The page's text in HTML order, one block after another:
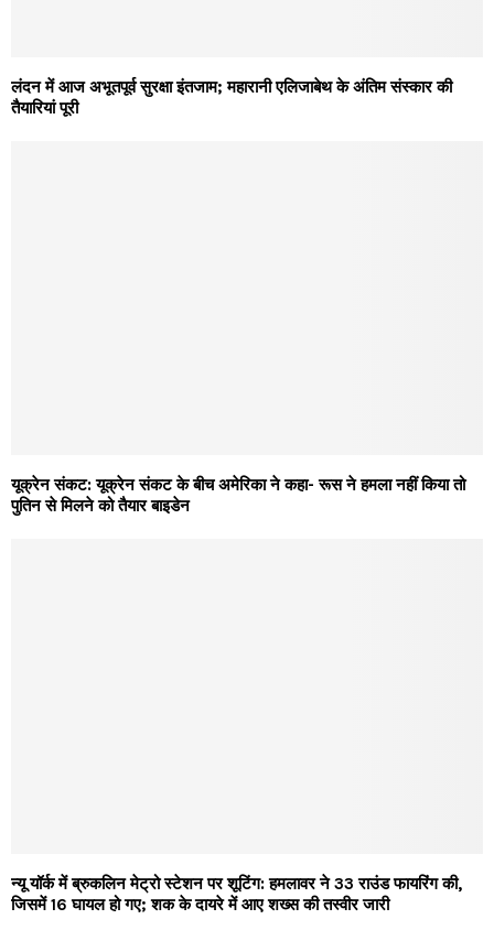
लंदन में आज अभूतपूर्व सुरक्षा इंतजाम; महारानी एलिजाबेथ के अंतिम संस्कार की
तैयारियां पूरी
यूक्रेन संकट: यूक्रेन संकट के बीच अमेरिका ने कहा- रूस ने हमला नहीं किया तो
पुतिन से मिलने को तैयार बाइडेन
न्यू यॉर्क में ब्रुकलिन मेट्रो स्टेशन पर शूटिंग: हमलावर ने 33 राउंड फायरिंग की,
जिसमें 16 घायल हो गए; शक के दायरे में आए शख्स की तस्वीर जारी